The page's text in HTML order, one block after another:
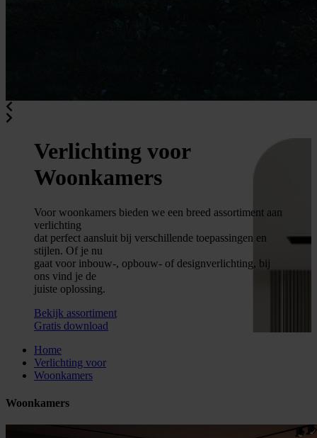
Verlichting voor
Woonkamers
Voor woonkamers bieden we een breed assortiment aan
verlichting
dat perfect aansluit bij verschillende toepassingen en
stijlen. Of je nu
gaat voor inbouw-, opbouw- of designverlichting, bij
ons vind je de
juiste oplossing.
Bekijk assortiment
Gratis download
Home
Verlichting voor
Woonkamers
Woonkamers